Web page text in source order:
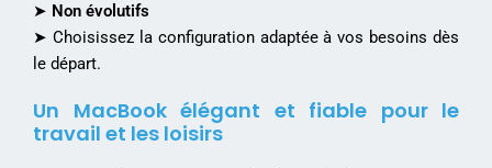
➤ Non évolutifs
➤ Choisissez la configuration adaptée à vos besoins dès
le départ.
Un MacBook élégant et fiable pour le
travail et les loisirs